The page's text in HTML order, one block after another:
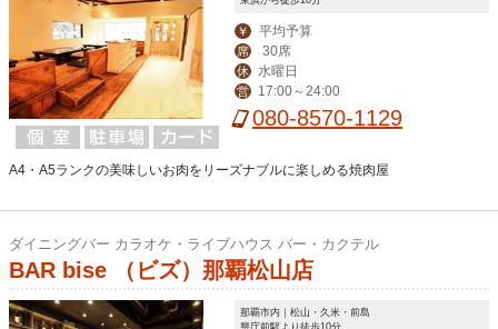
￥ 平均予算
席 30席
休 水曜日
営 17:00～24:00
080-8570-1129
A4・A5ランクの美味しいお肉をリーズナブルに楽しめる焼肉屋
ダイニングバー カラオケ・ライブハウス バー・カクテル
BAR bise （ビズ）那覇松山店
那覇市内｜松山・久米・前島